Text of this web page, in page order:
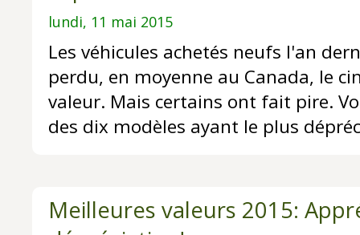
lundi, 11 mai 2015
Les véhicules achetés neufs l'an
perdu, en moyenne au Canada, le
valeur. Mais certains ont fait pire.
des dix modèles ayant le plus
Meilleures valeurs 2015: